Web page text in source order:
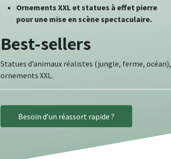
Ornements XXL et statues à effet pierre
pour une mise en scène spectaculaire.
Best-sellers
Statues d’animaux réalistes (jungle, ferme, océan),
ornements XXL.
Besoin d’un réassort rapide ?